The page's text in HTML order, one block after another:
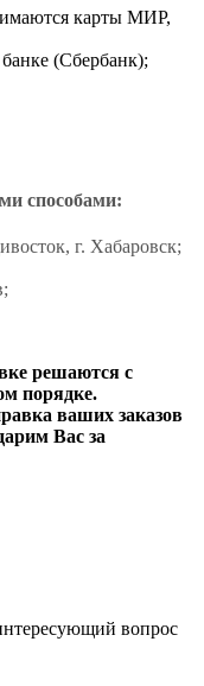
карты МИР,
(Сбербанк);
способами:
г. Хабаровск;
решаются с
порядке.
ваших заказов
Вас за
вопрос